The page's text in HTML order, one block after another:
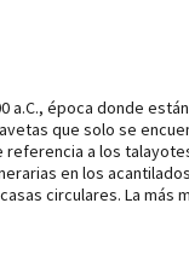
a.C., época donde
que solo se
referencia a los
en los
circulares. La más